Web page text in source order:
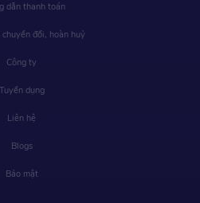
dẫn thanh toán
chuyển đổi, hoàn huỷ
Công ty
Tuyển dụng
Liên hệ
Blogs
Bảo mật